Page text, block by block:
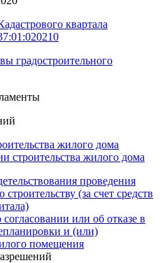
квартала
градостроительного
жилого дома
строительства жилого дома
проведения
(за счет средств
или об отказе в
и (или)
помещения